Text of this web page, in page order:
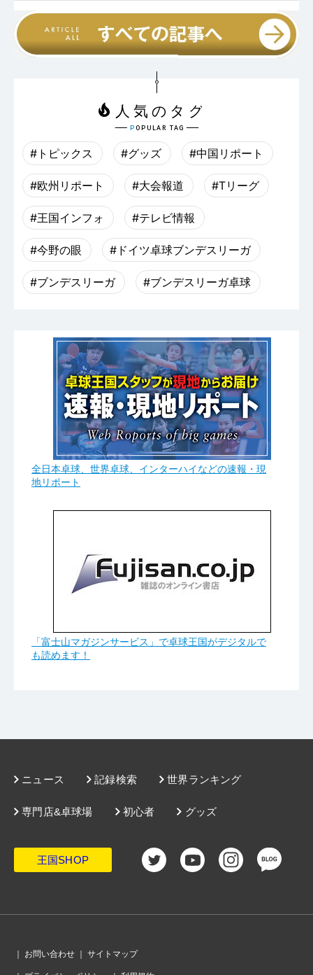
#トピックス #グッズ #中国リポート
#欧州リポート #大会報道 #Tリーグ
#王国インフォ #テレビ情報
#今野の眼 #ドイツ卓球ブンデスリーガ
#ブンデスリーガ #ブンデスリーガ卓球
全日本卓球、世界卓球、インターハイなどの速報・現
地リポート
「富士山マガジンサービス」で卓球王国がデジタルで
も読めます！
ニュース 記録検索 世界ランキング
グッズ
専門店&卓球場 初心者
王国SHOP
｜ お問い合わせ ｜ サイトマップ